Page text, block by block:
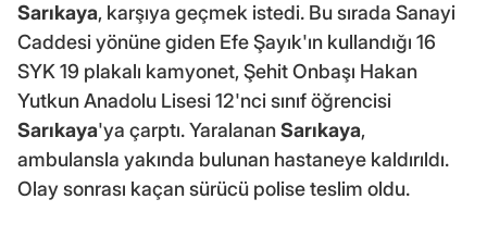
Sarıkaya, karşıya geçmek istedi. Bu sırada Sanayi
Caddesi yönüne giden Efe Şayık'ın kullandığı 16
SYK 19 plakalı kamyonet, Şehit Onbaşı Hakan
Yutkun Anadolu Lisesi 12'nci sınıf öğrencisi
Sarıkaya'ya çarptı. YaralananSarıkaya,
ambulansla yakında bulunan hastaneye kaldırıldı.
Olay sonrası kaçan sürücü polise teslim oldu.